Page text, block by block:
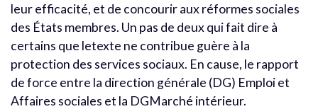
leur efficacité, et de concourir aux réformes sociales
des États membres. Un pas de deux qui fait dire à
certains que letexte ne contribue guère à la
protection des services sociaux. En cause, le rapport
de force entre la direction générale (DG) Emploi et
Affaires sociales et la DGMarché intérieur.